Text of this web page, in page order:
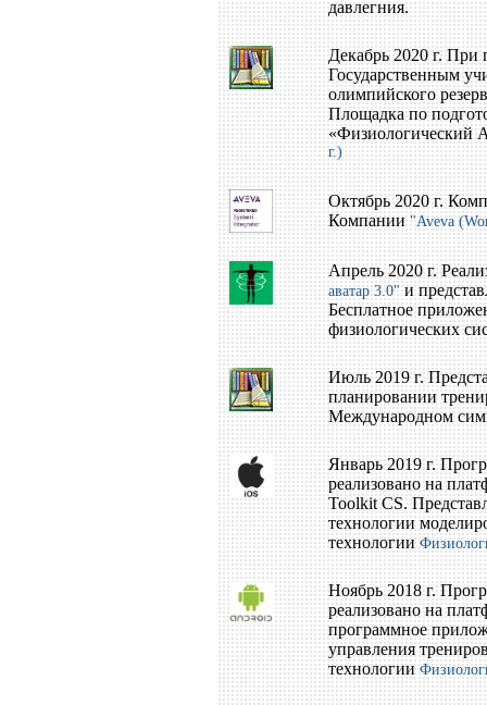
давлегния.
Декабрь 2020 г. При
Государственным
олимпийского
Площадка по
«Физиологический
г.)
Октябрь 2020 г.
Компании"Aveva
Апрель 2020 г.
аватар 3.0"и
Бесплатное
физиологических
Июль 2019 г.
планировании
Международном
Январь 2019 г.
реализовано на
Toolkit CS.
технологии
технологии
Ноябрь 2018 г.
реализовано на
программное
управления
технологии